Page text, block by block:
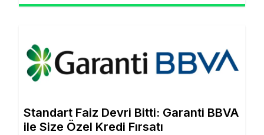
artık çok daha kolay! Şubeye gitmenize veya
tomarla evrak imzalamanıza gerek kalmadan,
Garanti BBVA’nın dijital müşteri olma
saniyeler içinde hesabınıza yatmasını
sağlayabilirsiniz. İşte pürüzsüz bir deneyim için
Standart Faiz Devri Bitti: Garanti BBVA
ile Size Özel Kredi Fırsatı